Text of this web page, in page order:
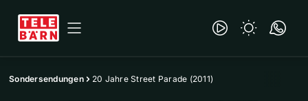
Sondersendungen 20 Jahre Street Parade (2011)